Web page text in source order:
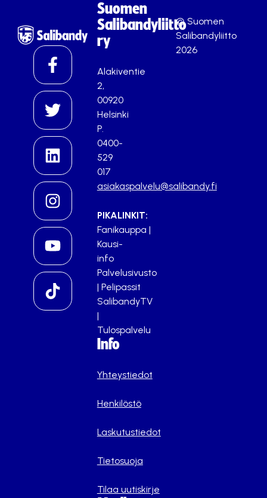
Suomen
Salibandyliitto
ry
Alakiventie
2,
00920
Helsinki
P.
0400-
529
017
asiakaspalvelu@salibandy.fi
PIKALINKIT:
Fanikauppa |
Kausi-
info
Palvelusivusto
| Pelipassit
SalibandyTV
|
Tulospalvelu
Info
Yhteystiedot
Henkilöstö
Laskutustiedot
Tietosuoja
Tilaa uutiskirje
© Suomen
Salibandyliitto
2026